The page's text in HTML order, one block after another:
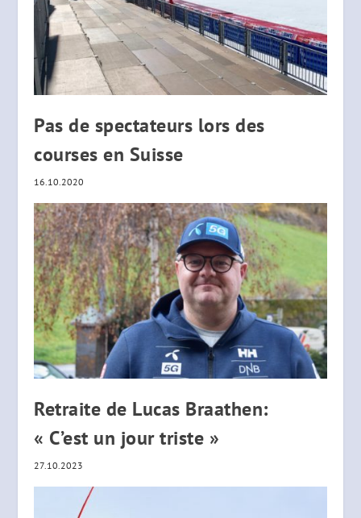
Pas de spectateurs lors des
courses en Suisse
16.10.2020
Retraite de Lucas Braathen:
« C’est un jour triste »
27.10.2023